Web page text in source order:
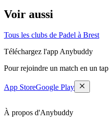
Voir aussi
Tous les clubs de Padel à Brest
Téléchargez l'app Anybuddy
Pour rejoindre un match en un tap
App StoreGoogle Play
À propos d'Anybuddy